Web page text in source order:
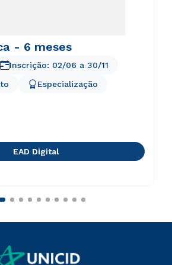
- 6 meses
Especialização
Inscrição: 02/06 a 30/11
EAD Digital